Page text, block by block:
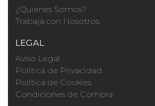
¿Quienes Somos?
Trabaja con Nosotros
LEGAL
Aviso Legal
Política de Privacidad
Política de Cookies
Condiciones de Compra